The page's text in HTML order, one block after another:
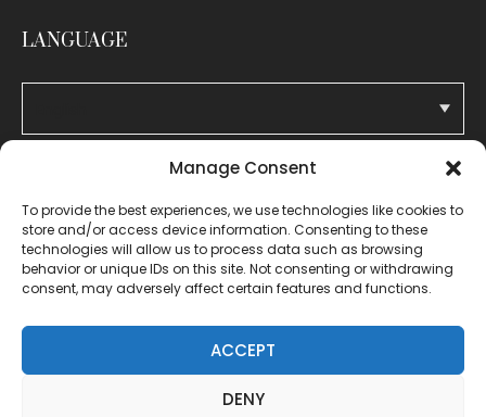
Manage Consent
To provide the best experiences, we use technologies like cookies to
store and/or access device information. Consenting to these
technologies will allow us to process data such as browsing
behavior or unique IDs on this site. Not consenting or withdrawing
consent, may adversely affect certain features and functions.
ACCEPT
DENY
LANGUAGE
LEGAL
Legal notice
Privacy policy
Cookie's policy
Contact